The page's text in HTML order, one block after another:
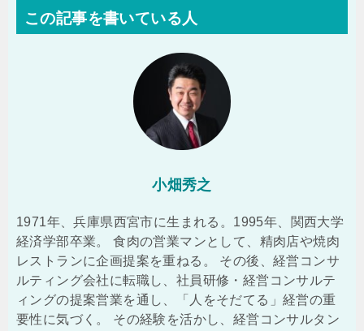
この記事を書いている人
小畑秀之
1971年、兵庫県西宮市に生まれる。1995年、関西大学
経済学部卒業。 食肉の営業マンとして、精肉店や焼肉
レストランに企画提案を重ねる。 その後、経営コンサ
ルティング会社に転職し、社員研修・経営コンサルテ
ィングの提案営業を通し、「人をそだてる」経営の重
要性に気づく。 その経験を活かし、経営コンサルタン